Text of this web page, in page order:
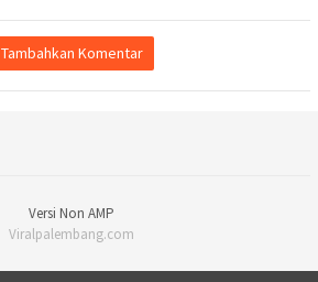
Tambahkan Komentar
Versi Non AMP
Viralpalembang.com